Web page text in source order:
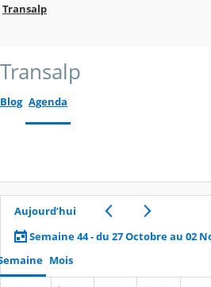
Transalp
Transalp
Blog Agenda
Aujourd’hui
Semaine 44 - du 27 Octobre au 02
Mois